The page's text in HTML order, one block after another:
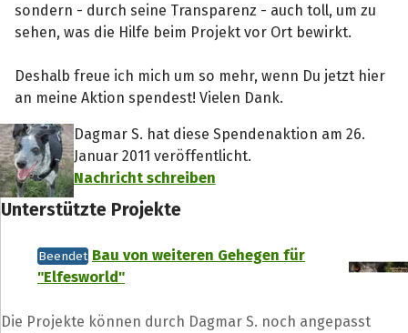
sondern - durch seine Transparenz - auch toll, um zu
sehen, was die Hilfe beim Projekt vor Ort bewirkt.
Deshalb freue ich mich um so mehr, wenn Du jetzt hier
an meine Aktion spendest! Vielen Dank.
Dagmar S. hat diese Spendenaktion am 26.
Januar 2011 veröffentlicht.
Nachricht schreiben
Unterstützte Projekte
Beendet Bau von weiteren Gehegen für
"Elfesworld"
Die Projekte können durch Dagmar S. noch angepasst